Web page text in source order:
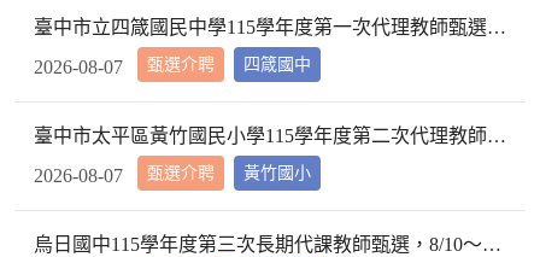
甄選介聘
臺中市立四箴國民中學115學年度第一次代理教師甄選第13次招考甄選結果及不辦理後續招考公告
四箴國中
2026-08-07
甄選介聘
臺中市太平區黃竹國民小學115學年度第二次代理教師甄選第二次招考結果公告並續辦理第3次招考
黃竹國小
2026-08-07
烏日國中115學年度第三次長期代課教師甄選，8/10～8/15依續辦理11～15招，歡迎大學畢業者踴躍報名。